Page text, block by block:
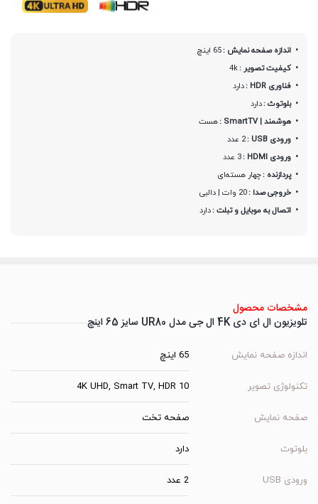
اندازه صفحه نمایش :65 اینچ
کیفیت تصویر :4k
فناوری HDR :
دارد
بلوتوث :دارد
هوشمند | SmartTV :
هست
ورودی USB :
2 عدد
ورودی HDMI :
3 عدد
پردازنده :چهار هسته‌ای
خروجی صدا :20 وات | دالبی
اتصال به موبایل و تبلت :دارد
مشخصات محصول
تلویزیون ال ای دی 4K ال جی مدل UR80 سایز 65 اینچ
اندازه صفحه نمایش 65 اینچ
تکنولوژی تصویر 4K UHD, Smart TV, HDR 10
صفحه نمایش صفحه تخت
بلوتوث دارد
ورودی USB 2 عدد